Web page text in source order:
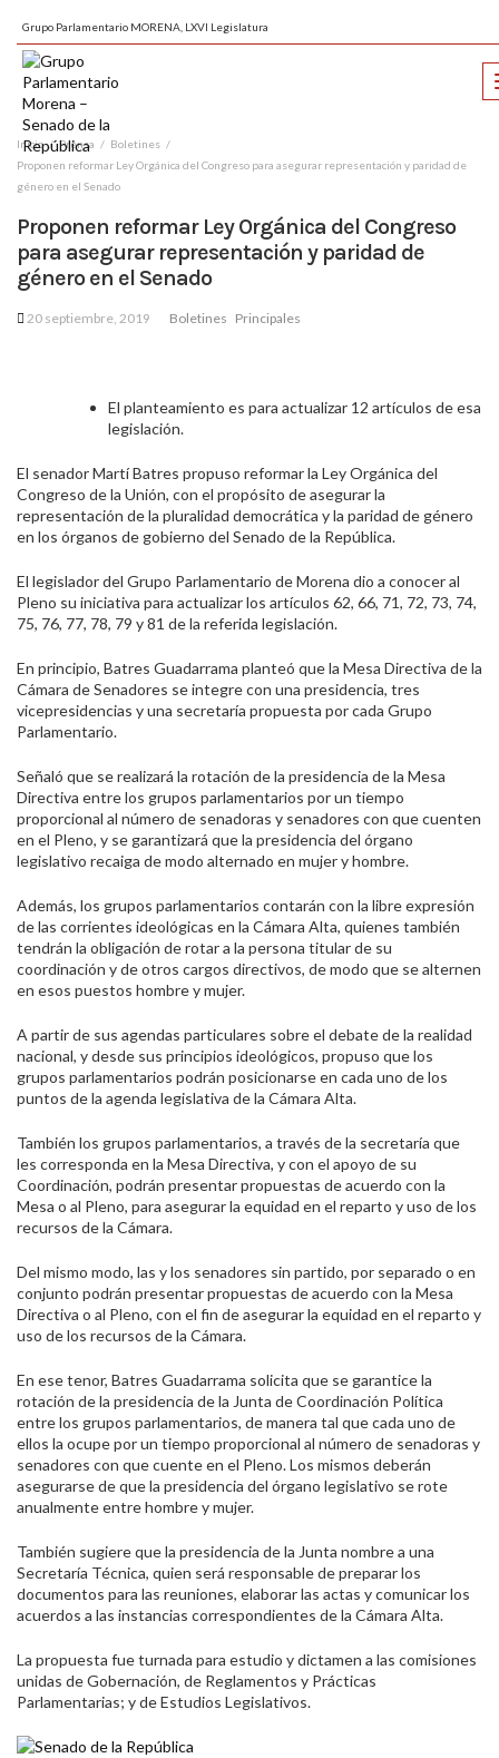
Grupo Parlamentario MORENA, LXVI Legislatura
Inicio Prensa
Boletines
Proponen reformar Ley Orgánica del Congreso para asegurar representación y paridad de
género en el Senado
Proponen reformar Ley Orgánica del Congreso
para asegurar representación y paridad de
género en el Senado
20 septiembre, 2019 Boletines Principales
El planteamiento es para actualizar 12 artículos de esa
legislación.
El senador Martí Batres propuso reformar la Ley Orgánica del
Congreso de la Unión, con el propósito de asegurar la
representación de la pluralidad democrática y la paridad de género
en los órganos de gobierno del Senado de la República.
El legislador del Grupo Parlamentario de Morena dio a conocer al
Pleno su iniciativa para actualizar los artículos 62, 66, 71, 72, 73, 74,
75, 76, 77, 78, 79 y 81 de la referida legislación.
En principio, Batres Guadarrama planteó que la Mesa Directiva de la
Cámara de Senadores se integre con una presidencia, tres
vicepresidencias y una secretaría propuesta por cada Grupo
Parlamentario.
Señaló que se realizará la rotación de la presidencia de la Mesa
Directiva entre los grupos parlamentarios por un tiempo
proporcional al número de senadoras y senadores con que cuenten
en el Pleno, y se garantizará que la presidencia del órgano
legislativo recaiga de modo alternado en mujer y hombre.
Además, los grupos parlamentarios contarán con la libre expresión
de las corrientes ideológicas en la Cámara Alta, quienes también
tendrán la obligación de rotar a la persona titular de su
coordinación y de otros cargos directivos, de modo que se alternen
en esos puestos hombre y mujer.
A partir de sus agendas particulares sobre el debate de la realidad
nacional, y desde sus principios ideológicos, propuso que los
grupos parlamentarios podrán posicionarse en cada uno de los
puntos de la agenda legislativa de la Cámara Alta.
También los grupos parlamentarios, a través de la secretaría que
les corresponda en la Mesa Directiva, y con el apoyo de su
Coordinación, podrán presentar propuestas de acuerdo con la
Mesa o al Pleno, para asegurar la equidad en el reparto y uso de los
recursos de la Cámara.
Del mismo modo, las y los senadores sin partido, por separado o en
conjunto podrán presentar propuestas de acuerdo con la Mesa
Directiva o al Pleno, con el fin de asegurar la equidad en el reparto y
uso de los recursos de la Cámara.
En ese tenor, Batres Guadarrama solicita que se garantice la
rotación de la presidencia de la Junta de Coordinación Política
entre los grupos parlamentarios, de manera tal que cada uno de
ellos la ocupe por un tiempo proporcional al número de senadoras y
senadores con que cuente en el Pleno. Los mismos deberán
asegurarse de que la presidencia del órgano legislativo se rote
anualmente entre hombre y mujer.
También sugiere que la presidencia de la Junta nombre a una
Secretaría Técnica, quien será responsable de preparar los
documentos para las reuniones, elaborar las actas y comunicar los
acuerdos a las instancias correspondientes de la Cámara Alta.
La propuesta fue turnada para estudio y dictamen a las comisiones
unidas de Gobernación, de Reglamentos y Prácticas
Parlamentarias; y de Estudios Legislativos.